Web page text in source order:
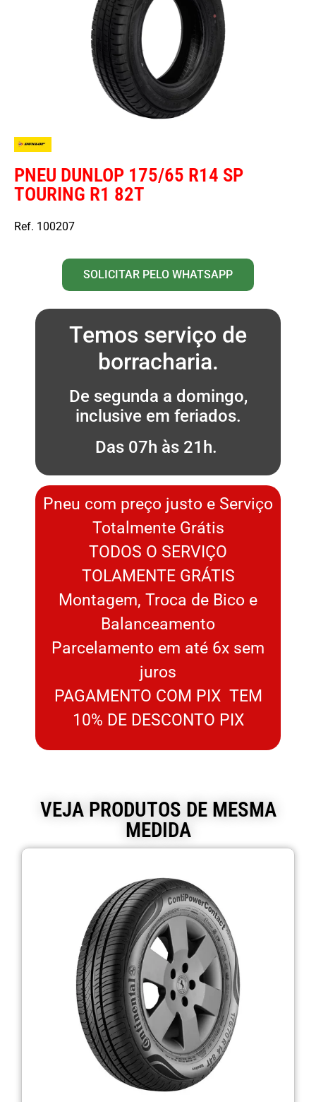
PNEU DUNLOP 175/65 R14 SP
TOURING R1 82T
Ref. 100207
SOLICITAR PELO WHATSAPP
Temos serviço de
borracharia.
De segunda a domingo,
inclusive em feriados.
Das 07h às 21h.
Pneu com preço justo e Serviço
Totalmente Grátis
TODOS O SERVIÇO
TOLAMENTE GRÁTIS
Montagem, Troca de Bico e
Balanceamento
Parcelamento em até 6x sem
juros
PAGAMENTO COM PIX TEM
10% DE DESCONTO PIX
VEJA PRODUTOS DE MESMA
MEDIDA